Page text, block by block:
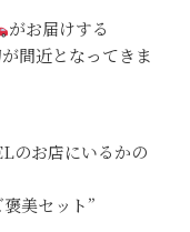
がお届けする
間近となってきま
のお店にいるかの
美セット”